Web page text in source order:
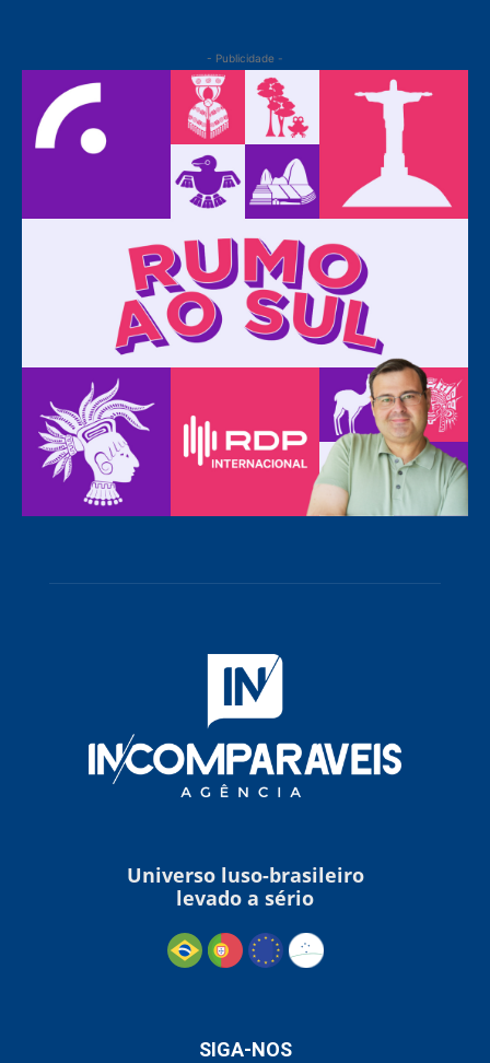
- Publicidade -
Universo luso-brasileiro
levado a sério
SIGA-NOS